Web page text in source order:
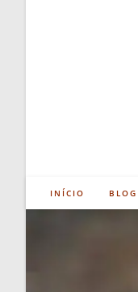
INÍCIO BLOG